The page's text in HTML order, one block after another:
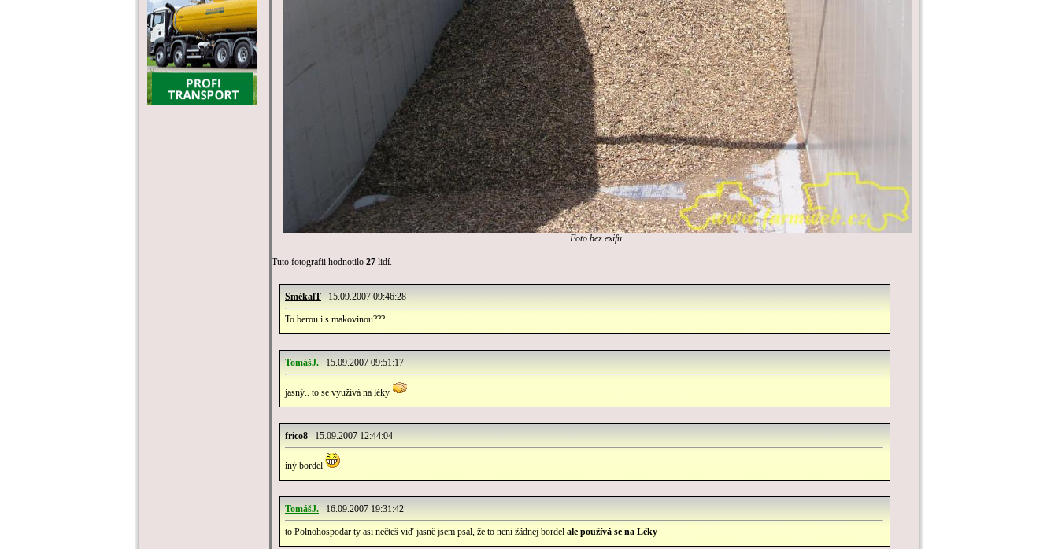
Foto bez exifu.
Tuto fotografii hodnotilo 27 lidí.
SmékalT 15.09.2007 09:46:28
To berou i s makovinou???
TomášJ. 15.09.2007 09:51:17
jasný.. to se využívá na léky
frico8 15.09.2007 12:44:04
iný bordel
TomášJ. 16.09.2007 19:31:42
to Polnohospodar ty asi nečteš viď jasně jsem psal, že to neni žádnej bordel ale používá se na Léky